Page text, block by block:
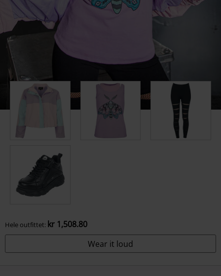
Hele outfittet: kr 1,508.80
Wear it loud